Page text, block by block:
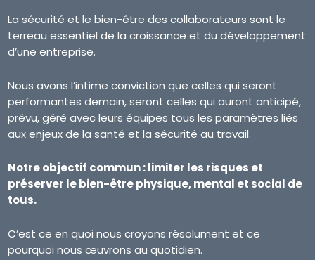
La sécurité et le bien-être des collaborateurs sont le
terreau essentiel de la croissance et du développement
d’une entreprise.
Nous avons l’intime conviction que celles qui seront
performantes demain, seront celles qui auront anticipé,
prévu, géré avec leurs équipes tous les paramètres liés
aux enjeux de la santé et la sécurité au travail.
Notre objectif commun : limiter les risques et
préserver le bien-être physique, mental et social de
tous.
C’est ce en quoi nous croyons résolument et ce
pourquoi nous œuvrons au quotidien.